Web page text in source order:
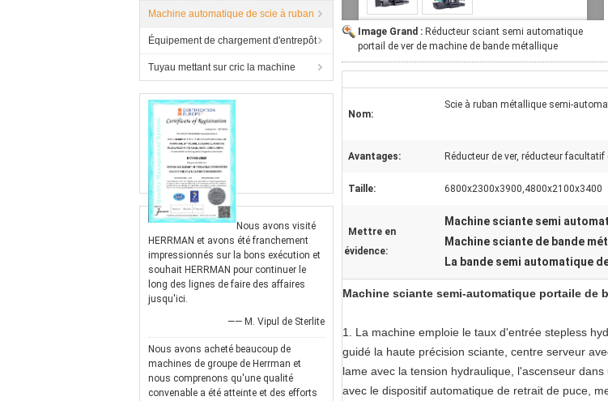
Machine automatique de scie à ruban
Équipement de chargement d'entrepôt
Tuyau mettant sur cric la machine
Nous avons visité
HERRMAN et avons été franchement
impressionnés sur la bons exécution et
souhait HERRMAN pour continuer le
long des lignes de faire des affaires
jusqu'ici.
—— M. Vipul de Sterlite
Nous avons acheté beaucoup de
machines de groupe de Herrman et
nous comprenons qu'une qualité
convenable a été atteinte et des efforts
Image Grand : Réducteur sciant semi automatique
portail de ver de machine de bande métallique
Nom:
Scie à ruban métallique semi-
Avantages: Réducteur de ver, réducteur
Taille: 6800x2300x3900,4800x2100x3400
Mettre en
évidence:
Machine sciante semi
Machine sciante de bande
La bande semi automatique
Machine sciante semi-automatique portaile de
1. La machine emploie le taux d'entrée stepless
guidé la haute précision sciante, centre serveur
lame avec la tension hydraulique, l'ascenseur
avec le dispositif automatique de retrait de puce,